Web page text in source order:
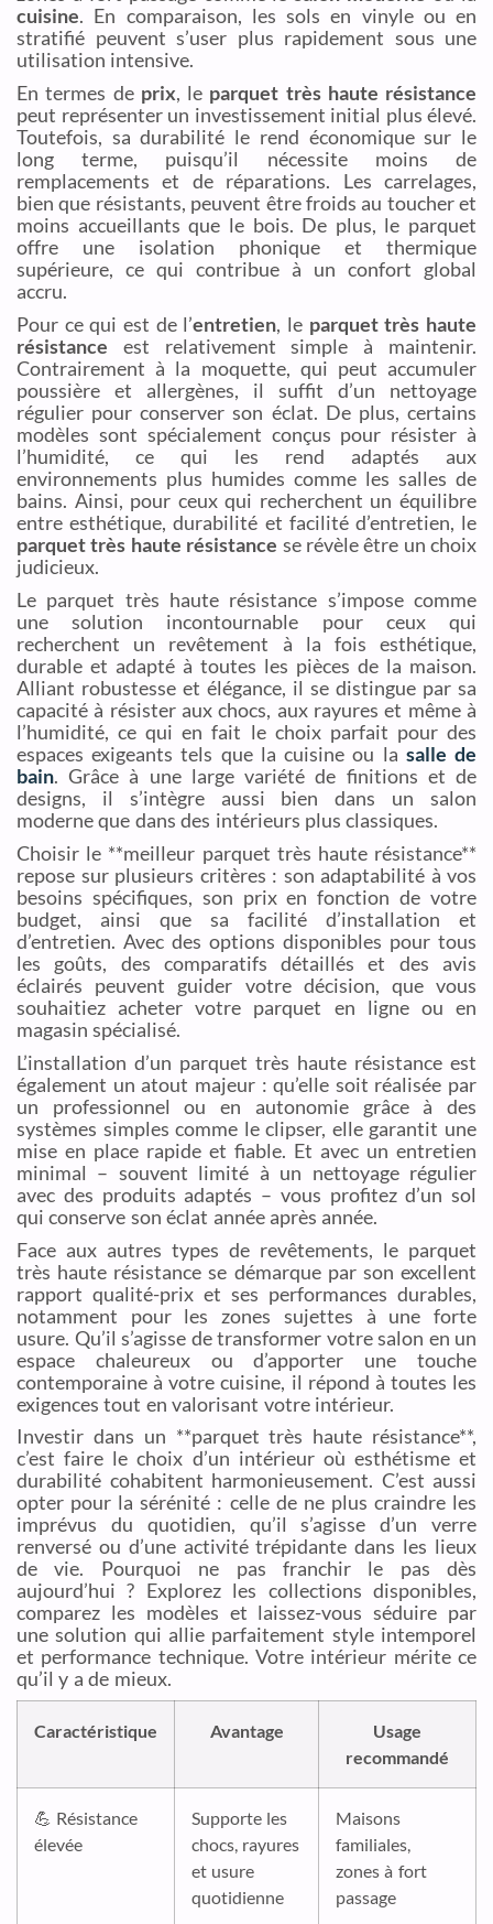
cuisine. En comparaison, les sols en vinyle ou en
stratifié peuvent s’user plus rapidement sous une
utilisation intensive.
En termes de prix, le parquet très haute résistance
peut représenter un investissement initial plus élevé.
Toutefois, sa durabilité le rend économique sur le
long terme, puisqu’il nécessite moins de
remplacements et de réparations. Les carrelages,
bien que résistants, peuvent être froids au toucher et
moins accueillants que le bois. De plus, le parquet
offre une isolation phonique et thermique
supérieure, ce qui contribue à un confort global
accru.
Pour ce qui est de l’entretien, le parquet très haute
résistance est relativement simple à maintenir.
Contrairement à la moquette, qui peut accumuler
poussière et allergènes, il suffit d’un nettoyage
régulier pour conserver son éclat. De plus, certains
modèles sont spécialement conçus pour résister à
l’humidité, ce qui les rend adaptés aux
environnements plus humides comme les salles de
bains. Ainsi, pour ceux qui recherchent un équilibre
entre esthétique, durabilité et facilité d’entretien, le
parquet très haute résistance se révèle être un choix
judicieux.
Le parquet très haute résistance s’impose comme
une solution incontournable pour ceux qui
recherchent un revêtement à la fois esthétique,
durable et adapté à toutes les pièces de la maison.
Alliant robustesse et élégance, il se distingue par sa
capacité à résister aux chocs, aux rayures et même à
l’humidité, ce qui en fait le choix parfait pour des
espaces exigeants tels que la cuisine ou la salle de
bain. Grâce à une large variété de finitions et de
designs, il s’intègre aussi bien dans un salon
moderne que dans des intérieurs plus classiques.
Choisir le **meilleur parquet très haute résistance**
repose sur plusieurs critères : son adaptabilité à vos
besoins spécifiques, son prix en fonction de votre
budget, ainsi que sa facilité d’installation et
d’entretien. Avec des options disponibles pour tous
les goûts, des comparatifs détaillés et des avis
éclairés peuvent guider votre décision, que vous
souhaitiez acheter votre parquet en ligne ou en
magasin spécialisé.
L’installation d’un parquet très haute résistance est
également un atout majeur : qu’elle soit réalisée par
un professionnel ou en autonomie grâce à des
systèmes simples comme le clipser, elle garantit une
mise en place rapide et fiable. Et avec un entretien
minimal – souvent limité à un nettoyage régulier
avec des produits adaptés – vous profitez d’un sol
qui conserve son éclat année après année.
Face aux autres types de revêtements, le parquet
très haute résistance se démarque par son excellent
rapport qualité-prix et ses performances durables,
notamment pour les zones sujettes à une forte
usure. Qu’il s’agisse de transformer votre salon en un
espace chaleureux ou d’apporter une touche
contemporaine à votre cuisine, il répond à toutes les
exigences tout en valorisant votre intérieur.
Investir dans un **parquet très haute résistance**,
c’est faire le choix d’un intérieur où esthétisme et
durabilité cohabitent harmonieusement. C’est aussi
opter pour la sérénité : celle de ne plus craindre les
imprévus du quotidien, qu’il s’agisse d’un verre
renversé ou d’une activité trépidante dans les lieux
de vie. Pourquoi ne pas franchir le pas dès
aujourd’hui ? Explorez les collections disponibles,
comparez les modèles et laissez-vous séduire par
une solution qui allie parfaitement style intemporel
et performance technique. Votre intérieur mérite ce
qu’il y a de mieux.
Caractéristique Avantage
Usage
recommandé
💪 Résistance
élevée
Supporte les
chocs, rayures
et usure
quotidienne
Maisons
familiales,
zones à fort
passage